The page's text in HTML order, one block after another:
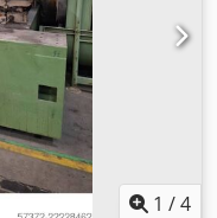
1 /4